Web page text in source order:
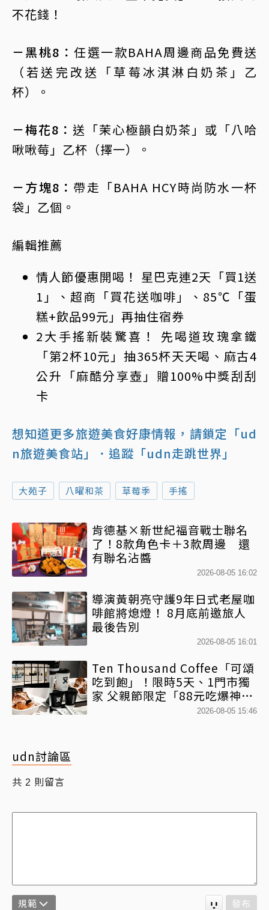
不花錢！
－黑桃8：任選一款BAHA周邊商品免費送
（若送完改送「草莓冰淇淋白奶茶」乙
杯）。
－梅花8： 送「茉心極韻白奶茶」或「八哈
啾啾莓」乙杯（擇一）。
－方塊8： 帶走「BAHA HCY時尚防水一杯
袋」乙個。
編輯推薦
情人節優惠開喝！ 星巴克連2天「買1送
1」、超商「買花送咖啡」、85℃「蛋
糕+飲品99元」再抽住宿券
2大手搖新裝驚喜！ 先喝道玫瑰拿鐵
「第2杯10元」抽365杯天天喝、麻古4
公升「麻酷分享壺」贈100%中獎刮刮
卡
想知道更多旅遊美食好康情報，請鎖定「ud
n旅遊美食站」
．追蹤「udn走跳世界」
大苑子 八曜和茶 草莓季 手搖
肯德基×新世紀福音戰士聯名
了！8款角色卡＋3款周邊 還
有聯名沾醬
2026-08-05 16:02
導演黃朝亮守護9年日式老屋咖
啡館將熄燈！ 8月底前邀旅人
最後告別
2026-08-05 16:01
Ten Thousand Coffee「可頌
吃到飽」！限時5天、1門市獨
家 父親節限定「88元吃爆神級
可頌」 活動資訊一次看2026-08-05 15:46
udn討論區
共 2 則留言
規範 發布